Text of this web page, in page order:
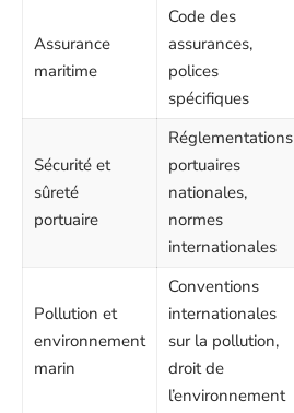
Assurance
maritime
Code des
assurances,
polices
spécifiques
Sécurité et
sûreté
portuaire
Réglementations
portuaires
nationales,
normes
internationales
Pollution et
environnement
marin
Conventions
internationales
sur la pollution,
droit de
l’environnement